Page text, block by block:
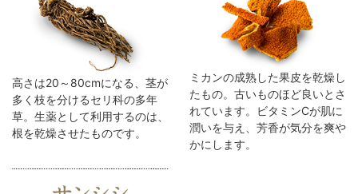
高さは20～80cmになる、茎が
多く枝を分けるセリ科の多年
草。生薬として利用するのは、
根を乾燥させたものです。
ミカンの成熟した果皮を乾燥し
たもの。古いものほど良いとさ
れています。ビタミンCが肌に
潤いを与え、芳香が気分を爽や
かにします。